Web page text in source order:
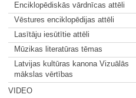
Enciklopēdiskās vārdnīcas attēli
Vēstures enciklopēdijas attēli
Lasītāju iesūtītie attēli
Mūzikas literatūras tēmas
Latvijas kultūras kanona Vizuālās
mākslas vērtības
VIDEO